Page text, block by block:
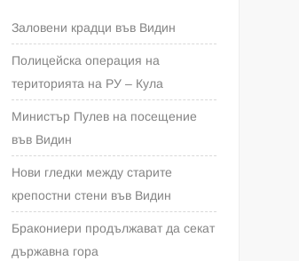
Заловени крадци във Видин
Полицейска операция на
територията на РУ – Кула
Министър Пулев на посещение
във Видин
Нови гледки между старите
крепостни стени във Видин
Бракониери продължават да секат
държавна гора